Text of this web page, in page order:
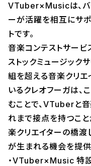
VTuber×Musicは、バ
ーが活躍を相互にサ
トです。
音楽コンテストサー
ストックミュージッ
組を超える音楽クリエ
いるクレオフーガは、
むことで、VTuberと
れまで接点を持つこ
楽クリエイターの橋渡
が生まれる機会を提供
・VTuber×Music 特